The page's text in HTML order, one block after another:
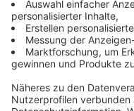
ihren Problemen
Anzeige